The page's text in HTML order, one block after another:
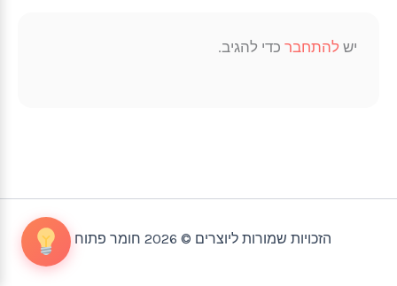
יש להתחבר כדי להגיב.
הזכויות שמורות ליוצרים © 2026 חומר פתוח |